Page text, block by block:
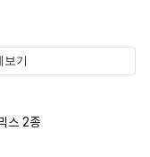
보기
스 2종